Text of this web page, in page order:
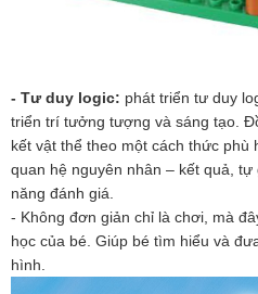
- Tư duy logic: phát triển tư duy
triển trí tưởng tượng và sáng tạo.
kết vật thể theo một cách thức
quan hệ nguyên nhân – kết quả,
năng đánh giá.
- Không đơn giản chỉ là chơi, mà
học của bé. Giúp bé tìm hiểu và
hình.